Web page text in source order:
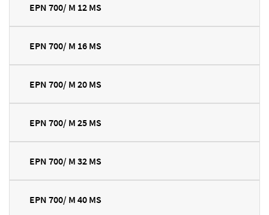
EPN 700/ M 12 MS
EPN 700/ M 16 MS
EPN 700/ M 20 MS
EPN 700/ M 25 MS
EPN 700/ M 32 MS
EPN 700/ M 40 MS